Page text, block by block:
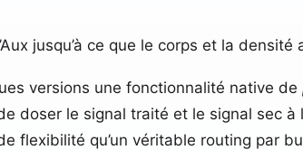
jusqu’à ce que le corps et la
versions une fonctionnalité native de
doser le signal traité et le signal sec à
flexibilité qu’un véritable routing par